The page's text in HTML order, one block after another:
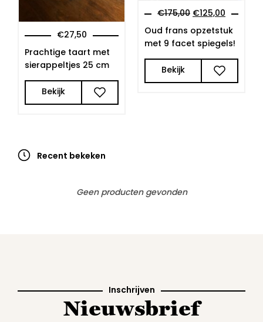
€27,50
Prachtige taart met
sierappeltjes 25 cm
Bekijk
€175,00 € 125,00
Oud frans opzetstuk
met 9 facet spiegels!
Bekijk
Recent bekeken
Geen producten gevonden
Inschrijven
Nieuwsbrief